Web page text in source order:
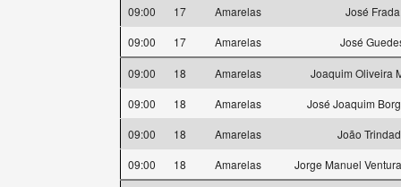
09:00
17 Amarelas
José Frada
09:00
17 Amarelas José
09:00 18 Amarelas
Joaquim Oliveira
09:00
18 Amarelas
José Joaquim
09:00
18 Amarelas
João
09:00
18 Amarelas Jorge Manuel